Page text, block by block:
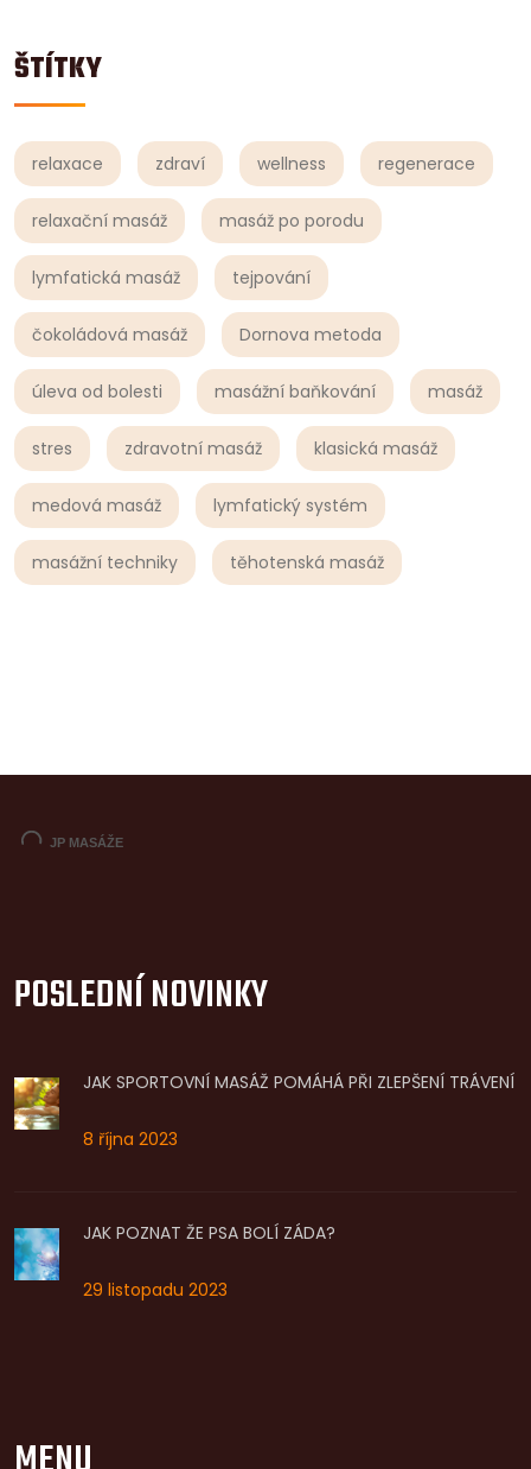
ŠTÍTKY
relaxace zdraví wellness regenerace
relaxační masáž masáž po porodu
lymfatická masáž tejpování
čokoládová masáž Dornova metoda
úleva od bolesti masážní baňkování masáž
stres zdravotní masáž klasická masáž
medová masáž lymfatický systém
masážní techniky těhotenská masáž
POSLEDNÍ NOVINKY
JAK SPORTOVNÍ MASÁŽ POMÁHÁ PŘI ZLEPŠENÍ TRÁVENÍ
8 října 2023
JAK POZNAT ŽE PSA BOLÍ ZÁDA?
29 listopadu 2023